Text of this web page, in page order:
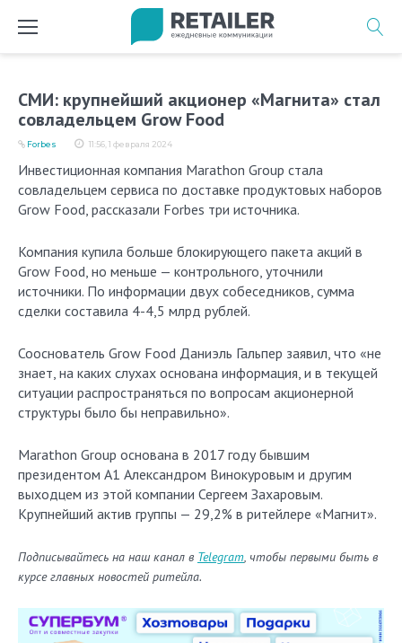
СМИ: крупнейший акционер «Магнита» стал
совладельцем Grow Food
11:56, 1 февраля 2024
Forbes
Инвестиционная компания Marathon Group стала
совладельцем сервиса по доставке продуктовых наборов
Grow Food, рассказали Forbes три источника.
Компания купила больше блокирующего пакета акций в
Grow Food, но меньше — контрольного, уточнили
источники. По информации двух собеседников, сумма
сделки составила 4-4,5 млрд рублей.
Сооснователь Grow Food Даниэль Гальпер заявил, что «не
знает, на каких слухах основана информация, и в текущей
ситуации распространяться по вопросам акционерной
структуры было бы неправильно».
Marathon Group основана в 2017 году бывшим
президентом A1 Александром Винокуровым и другим
выходцем из этой компании Сергеем Захаровым.
Крупнейший актив группы — 29,2% в ритейлере «Магнит».
Подписывайтесь на наш канал в Telegram, чтобы первыми быть в
курсе главных новостей ритейла.